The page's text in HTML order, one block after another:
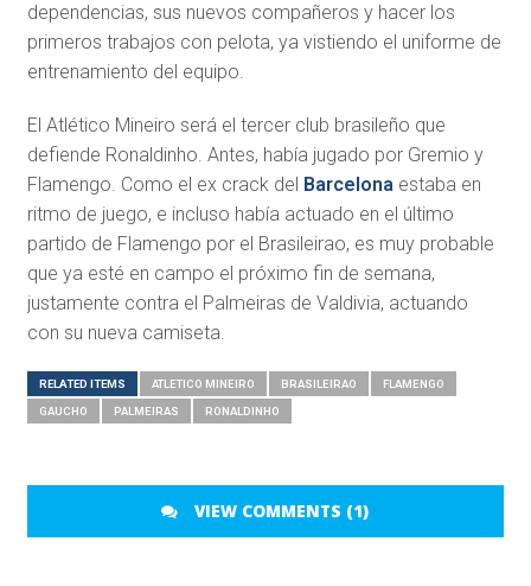
dependencias, sus nuevos compañeros y hacer los
primeros trabajos con pelota, ya vistiendo el uniforme de
entrenamiento del equipo.
El Atlético Mineiro será el tercer club brasileño que
defiende Ronaldinho. Antes, había jugado por Gremio y
Flamengo. Como el ex crack del Barcelonaestaba en
ritmo de juego, e incluso había actuado en el último
partido de Flamengo por el Brasileirao, es muy probable
que ya esté en campo el próximo fin de semana,
justamente contra el Palmeiras de Valdivia, actuando
con su nueva camiseta.
RELATED ITEMS ATLETICO MINEIRO BRASILEIRAO FLAMENGO
GAUCHO PALMEIRAS RONALDINHO
VIEW COMMENTS (1)